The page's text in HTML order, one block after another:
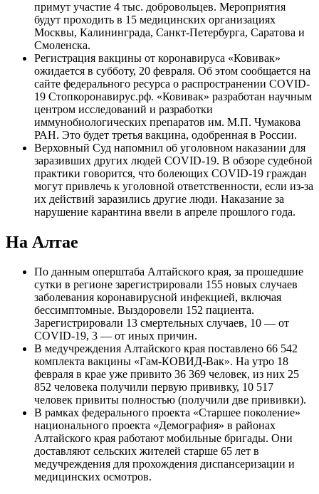
примут участие 4 тыс. добровольцев. Мероприятия
будут проходить в 15 медицинских организациях
Москвы, Калининграда, Санкт-Петербурга, Саратова и
Смоленска.
Регистрация вакцины от коронавируса «Ковивак»
ожидается в субботу, 20 февраля. Об этом сообщается на
сайте федерального ресурса о распространении COVID-
19 Стопкоронавирус.рф. «Ковивак» разработан научным
центром исследований и разработки
иммунобиологических препаратов им. М.П. Чумакова
РАН. Это будет третья вакцина, одобренная в России.
Верховный Суд напомнил об уголовном наказании для
заразивших других людей COVID-19. В обзоре судебной
практики говорится, что болеющих COVID-19 граждан
могут привлечь к уголовной ответственности, если из-за
их действий заразились другие люди. Наказание за
нарушение карантина ввели в апреле прошлого года.
На Алтае
По данным оперштаба Алтайского края, за прошедшие
сутки в регионе зарегистрировали 155 новых случаев
заболевания коронавирусной инфекцией, включая
бессимптомные. Выздоровели 152 пациента.
Зарегистрировали 13 смертельных случаев, 10 — от
COVID-19, 3 — от иных причин.
В медучреждения Алтайского края поставлено 66 542
комплекта вакцины «Гам-КОВИД-Вак». На утро 18
февраля в крае уже привито 36 369 человек, из них 25
852 человека получили первую прививку, 10 517
человек привиты полностью (получили две прививки).
В рамках федерального проекта «Старшее поколение»
национального проекта «Демография» в районах
Алтайского края работают мобильные бригады. Они
доставляют сельских жителей старше 65 лет в
медучреждения для прохождения диспансеризации и
медицинских осмотров.